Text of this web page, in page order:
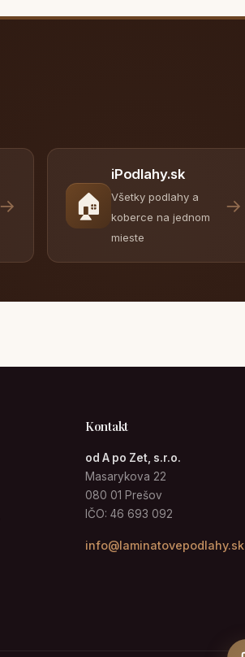
→ 🏠
iPodlahy.sk
Všetky podlahy a
koberce na jednom
mieste
→
Kontakt
od A po Zet, s.r.o.
Masarykova 22
080 01 Prešov
IČO: 46 693 092
info@laminatovepodlahy.sk